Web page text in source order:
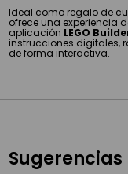
Ideal como regalo de
ofrece una experiencia
aplicación LEGO
instrucciones digitales,
de forma interactiva.
Sugerencias